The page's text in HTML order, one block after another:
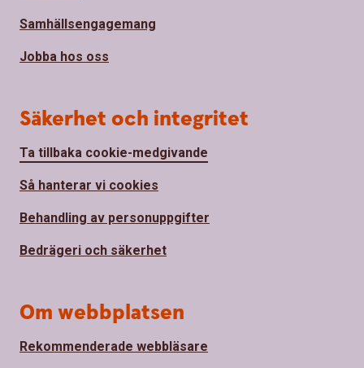
Samhällsengagemang
Jobba hos oss
Säkerhet och integritet
Ta tillbaka cookie-medgivande
Så hanterar vi cookies
Behandling av personuppgifter
Bedrägeri och säkerhet
Om webbplatsen
Rekommenderade webbläsare